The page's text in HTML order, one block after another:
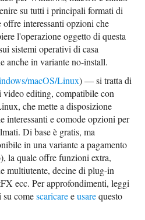
su tutti i principali formati di
interessanti opzioni che
l'operazione oggetto di questa
sistemi operativi di casa
anche in variante no-install.
macOS/Linux) — si tratta di
video editing, compatibile con
che mette a disposizione
interessanti e comode opzioni per
Di base è gratis, ma
in una variante a pagamento
la quale offre funzioni extra,
multiutente, decine di plug-in
ecc. Per approfondimenti, leggi
su comescaricareeusarequesto